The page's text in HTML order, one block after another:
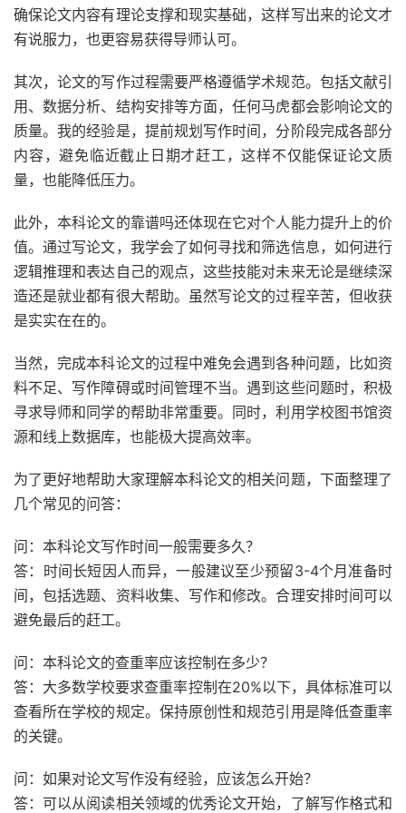
确保论文内容有理论支撑和现实基础，这样写出来的论文才
有说服力，也更容易获得导师认可。
其次，论文的写作过程需要严格遵循学术规范。包括文献引
用、数据分析、结构安排等方面，任何马虎都会影响论文的
质量。我的经验是，提前规划写作时间，分阶段完成各部分
内容，避免临近截止日期才赶工，这样不仅能保证论文质
量，也能降低压力。
此外，本科论文的靠谱吗还体现在它对个人能力提升上的价
值。通过写论文，我学会了如何寻找和筛选信息，如何进行
逻辑推理和表达自己的观点，这些技能对未来无论是继续深
造还是就业都有很大帮助。虽然写论文的过程辛苦，但收获
是实实在在的。
当然，完成本科论文的过程中难免会遇到各种问题，比如资
料不足、写作障碍或时间管理不当。遇到这些问题时，积极
寻求导师和同学的帮助非常重要。同时，利用学校图书馆资
源和线上数据库，也能极大提高效率。
为了更好地帮助大家理解本科论文的相关问题，下面整理了
几个常见的问答：
问：本科论文写作时间一般需要多久？
答：时间长短因人而异，一般建议至少预留3-4个月准备时
间，包括选题、资料收集、写作和修改。合理安排时间可以
避免最后的赶工。
问：本科论文的查重率应该控制在多少？
答：大多数学校要求查重率控制在20%以下，具体标准可以
查看所在学校的规定。保持原创性和规范引用是降低查重率
的关键。
问：如果对论文写作没有经验，应该怎么开始？
答：可以从阅读相关领域的优秀论文开始，了解写作格式和